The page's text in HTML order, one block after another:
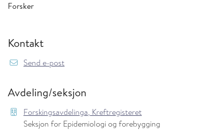
Forsker
Kontakt
Send e-post{model.translations.sendEmailTo}
Avdeling/seksjon
Forskingsavdelinga, Kreftregisteret
Seksjon for Epidemiologi og forebygging